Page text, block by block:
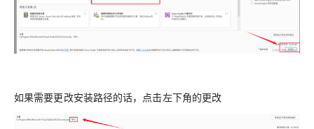
如果需要更改安装路径的话，点击左下角的更改